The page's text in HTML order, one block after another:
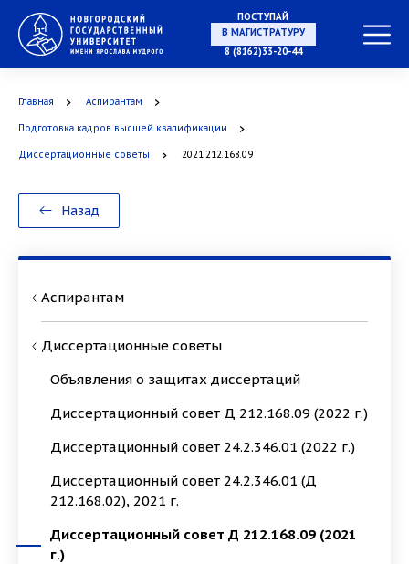
ПОСТУПАЙ
В МАГИСТРАТУРУ
8 (8162)33-20-44
Главная Аспирантам
Подготовка кадров высшей квалификации
Диссертационные советы 2021.212.168.09
Назад
Аспирантам
Диссертационные советы
Объявления о защитах диссертаций
Диссертационный совет Д 212.168.09 (2022 г.)
Диссертационный совет 24.2.346.01 (2022 г.)
Диссертационный совет 24.2.346.01 (Д
212.168.02), 2021 г.
Диссертационный совет Д 212.168.09 (2021
г.)